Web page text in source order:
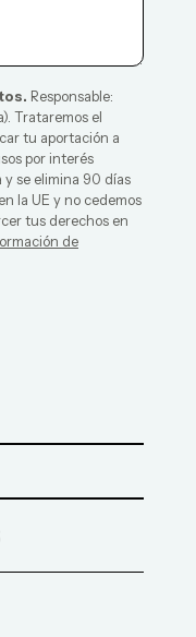
Responsable:
). Trataremos el
tu aportación a
por interés
y se elimina 90 días
la UE y no cedemos
tus derechos en
de